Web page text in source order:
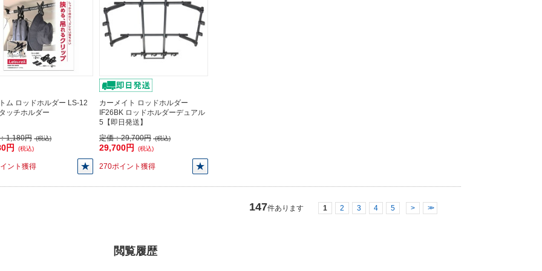
ム ロッドホルダー LS-12
ッチホルダー
1,180円 (税込)
円 (税込)
ント獲得
カーメイト ロッドホルダー
IF26BK ロッドホルダーデュアル
5【即日発送】
定価：29,700円 (税込)
29,700円 (税込)
270ポイント獲得
147件あります 1 2 3 4 5 > >>
閲覧履歴